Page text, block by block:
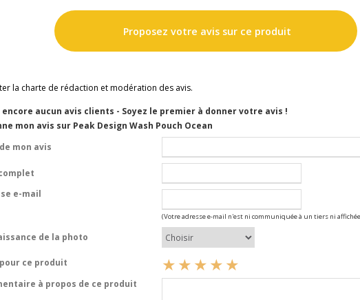
Proposez votre avis sur ce produit
la charte de rédaction et modération des avis.
encore aucun avis clients - Soyez le premier à donner votre avis !
mon avis sur Peak Design Wash Pouch Ocean
mon avis
e-mail
(Votre adresse e-mail n'est ni communiquée à un tiers ni
de la photo
ce produit
à propos de ce produit